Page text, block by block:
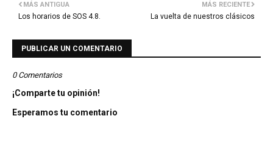
MÁS RECIENTE
La vuelta de nuestros clásicos
MÁS ANTIGUA
Los horarios de SOS 4.8.
PUBLICAR UN COMENTARIO
0 Comentarios
¡Comparte tu opinión!
Esperamos tu comentario